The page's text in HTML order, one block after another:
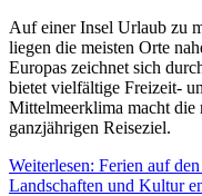
Auf einer Insel Urlaub zu
liegen die meisten Orte
Europas zeichnet sich
bietet vielfältige Freizeit-
Mittelmeerklima macht die
ganzjährigen Reiseziel.
Weiterlesen: Ferien auf
Landschaften und Kultur